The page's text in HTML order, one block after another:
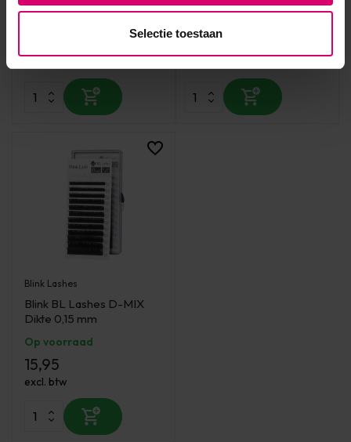
Selectie toestaan
15,95
Blink Lashes
Blink BL Lashes D-MIX
Dikte 0,15 mm
Op voorraad
15,95
excl. btw